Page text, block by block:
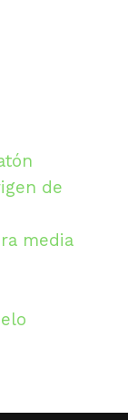
de
media